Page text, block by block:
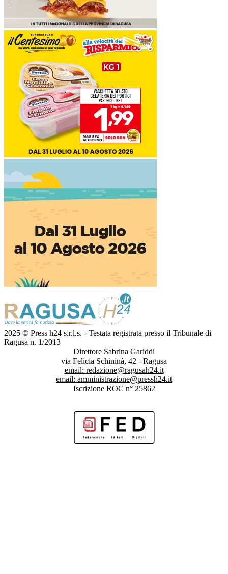
2025 © Press h24 s.r.l.s. - Testata registrata presso il Tribunale di
Ragusa n. 1/2013
Direttore Sabrina Gariddi
via Felicia Schininà, 42 - Ragusa
email: redazione@ragusah24.it
email: amministrazione@pressh24.it
Iscrizione ROC n° 25862